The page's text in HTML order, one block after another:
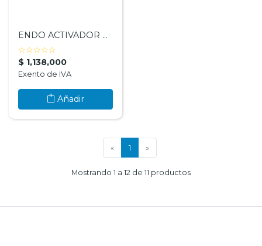
ENDO ACTIVADOR ULTRASONIC ACTOR 1 PRO - FANTA DENTAL
( )
☆
( )☆
( ) ☆
( ) ☆
( )
☆
$ 1,138,000
Exento de IVA
Añadir
« 1 (current)
»
Mostrando 1 a 12 de 11 productos